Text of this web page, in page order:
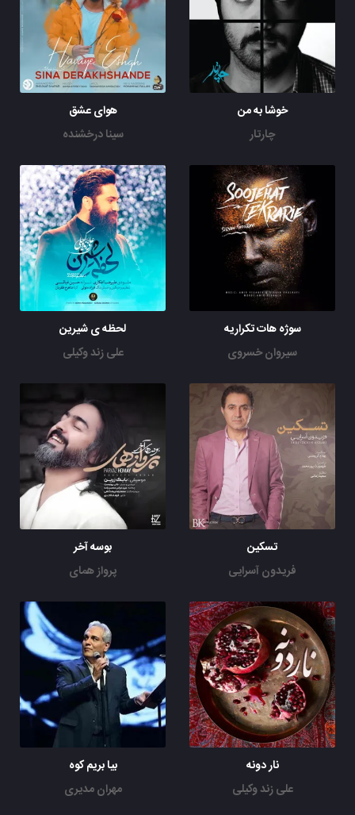
خوشا به من
چارتار
هوای عشق
سینا درخشنده
سوژه هات تکراریه
سیروان خسروی
لحظه ی شیرین
علی زند وکیلی
تسکین
فریدون آسرایی
بوسه آخر
پرواز همای
نار دونه
علی زند وکیلی
بیا بریم کوه
مهران مدیری